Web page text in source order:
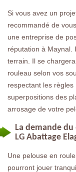
Si vous avez un
recommandé de
une entreprise de
réputation à Maynal.
terrain. Il se
rouleau selon vos
respectant les
superpositions des
arrosage de votre
La demande
LG Abattage
Une pelouse en
pourront jouer